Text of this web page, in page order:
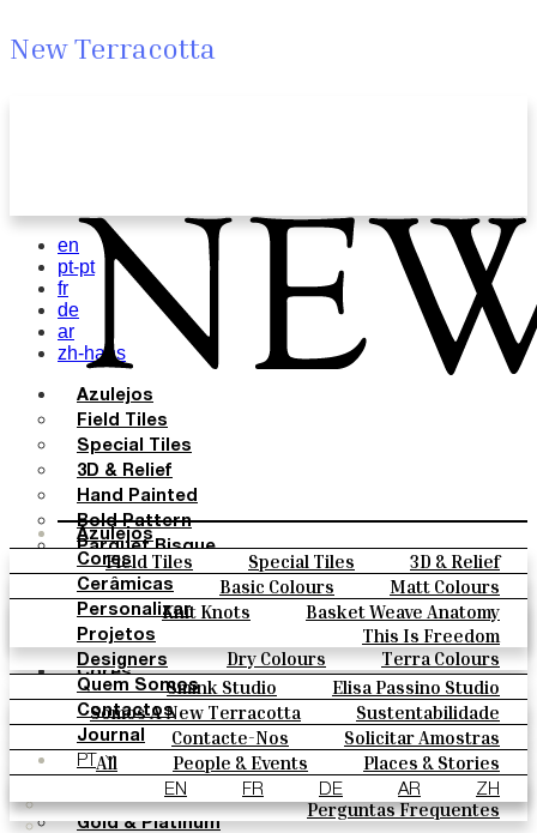
New Terracotta
Azulejos
Field Tiles Special Tiles
3D & Relief
Hand Painted
Bold Pattern
Parquet Bisque
Natural Cotto
Smink Studio
Elisa Passino
Paulo Vale
Cores
Basic Colours
Matt Colours
Oxide Explosions
Special Firing
Vintage Metallics
Gold & Platinum
Blends
Dry Colours
Terra Colours
Cerâmicas
Knit Knots
Basket Weave Anatomy
This Is Freedom
Personalizar
Projetos
Designers
Smink Studio
Elisa Passino Studio
Paulo Vale
Quem Somos
Somos A New Terracotta
Sustentabilidade
O Estúdio
Contactos
Contacte-Nos
Solicitar Amostras
Como Comprar
Catálogos E Especificações Técnicas
Perguntas Frequentes
Journal
All People & Events
Places & Stories
Materiais & Sustainability
Inspiration & Culture
PT
EN FR DE AR ZH
en
pt-pt
fr
de
ar
zh-hans
Azulejos
Field Tiles
Special Tiles
3D & Relief
Hand Painted
Bold Pattern
Parquet Bisque
Natural Cotto
Smink Studio
Elisa Passino
Paulo Vale
Cores
Basic Colours
Matt Colours
Oxide Explosions
Special Firing
Vintage Metallics
Gold & Platinum